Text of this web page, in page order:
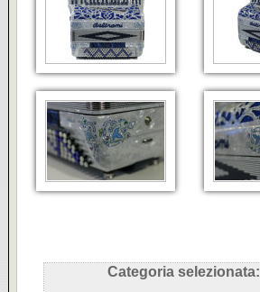
Categoria selezionata: